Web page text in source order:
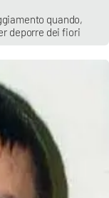
quando,
deporre dei fiori